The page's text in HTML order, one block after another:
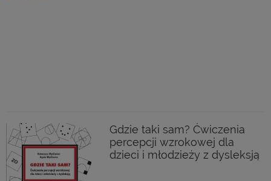
Gdzie taki sam? Ćwiczenia
percepcji wzrokowej dla
dzieci i młodzieży z dysleksją